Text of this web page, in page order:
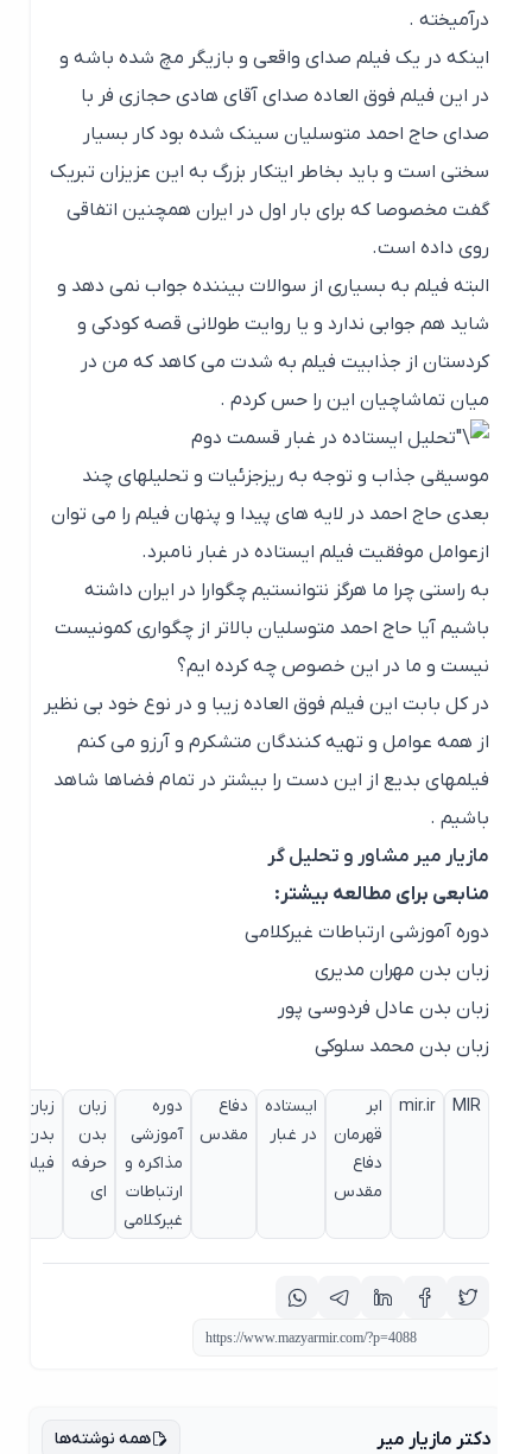
درآمیخته .
اینکه در یک فیلم صدای واقعی و بازیگر مچ شده باشه و
در این فیلم فوق العاده صدای آقای هادی حجازی فر با
صدای حاج احمد متوسلیان سینک شده بود کار بسیار
سختی است و باید بخاطر ایتکار بزرگ به این عزیزان تبریک
گفت مخصوصا که برای بار اول در ایران همچنین اتفاقی
روی داده است.
البته فیلم به بسیاری از سوالات بیننده جواب نمی دهد و
شاید هم جوابی ندارد و یا روایت طولانی قصه کودکی و
کردستان از جذابیت فیلم به شدت می کاهد که من در
میان تماشاچیان این را حس کردم .
تحلیل ایستاده در غبار قسمت دوم
موسیقی جذاب و توجه به ریزجزئیات و تحلیلهای چند
بعدی حاج احمد در لایه های پیدا و پنهان فیلم را می توان
ازعوامل موفقیت فیلم ایستاده در غبار نامبرد.
به راستی چرا ما هرگز نتوانستیم چگوارا در ایران داشته
باشیم آیا حاج احمد متوسلیان بالاتر از چگواری کمونیست
نیست و ما در این خصوص چه کرده ایم؟
در کل بابت این فیلم فوق العاده زیبا و در نوع خود بی نظیر
از همه عوامل و تهیه کنندگان متشکرم و آرزو می کنم
فیلمهای بدیع از این دست را بیشتر در تمام فضاها شاهد
باشیم .
مازیار میر مشاور و تحلیل گر
منابعی برای مطالعه بیشتر:
دوره آموزشی ارتباطات غیرکلامی
زبان بدن مهران مدیری
زبان بدن عادل فردوسی پور
زبان بدن محمد سلوکی
mir.ir
ابر
قهرمان
مقدس
ایستاده
در غبار
دفاع
مقدس
آموزشی
مذاکره و
ارتباطات
غیرکلامی
بدن
حرفه
ای
زبان
بدن
فیلم
زبان
بدن
فیلم
دکتر مازیار میر همه نوشته‌ها